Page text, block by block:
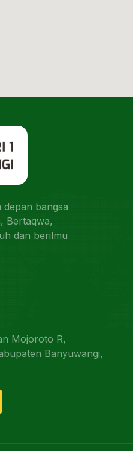
depan bangsa
Bertaqwa,
dan berilmu
Mojoroto R,
Banyuwangi,